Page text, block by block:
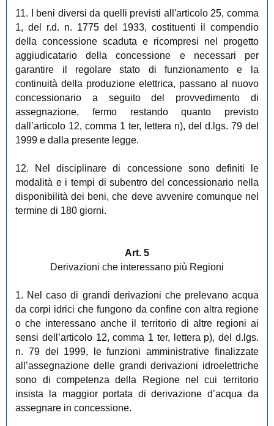
11. I beni diversi da quelli previsti all'articolo 25, comma
1, del r.d. n. 1775 del 1933, costituenti il compendio
della concessione scaduta e ricompresi nel progetto
aggiudicatario della concessione e necessari per
garantire il regolare stato di funzionamento e la
continuità della produzione elettrica, passano al nuovo
concessionario a seguito del provvedimento di
assegnazione, fermo restando quanto previsto
dall’articolo 12, comma 1 ter, lettera n), del d.lgs. 79 del
1999 e dalla presente legge.
12. Nel disciplinare di concessione sono definiti le
modalità e i tempi di subentro del concessionario nella
disponibilità dei beni, che deve avvenire comunque nel
termine di 180 giorni.
Art. 5
Derivazioni che interessano più Regioni
1. Nel caso di grandi derivazioni che prelevano acqua
da corpi idrici che fungono da confine con altra regione
o che interessano anche il territorio di altre regioni ai
sensi dell’articolo 12, comma 1 ter, lettera p), del d.lgs.
n. 79 del 1999, le funzioni amministrative finalizzate
all’assegnazione delle grandi derivazioni idroelettriche
sono di competenza della Regione nel cui territorio
insista la maggior portata di derivazione d’acqua da
assegnare in concessione.